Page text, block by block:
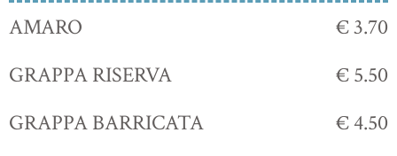
AMARO
€ 3.70
GRAPPA RISERVA
€ 5.50
GRAPPA BARRICATA
€ 4.50